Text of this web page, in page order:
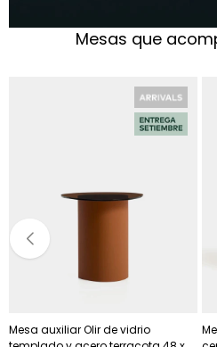
Mesas que
Mesa auxiliar Olir de vidrio